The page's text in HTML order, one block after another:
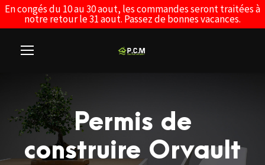
En congés du 10 au 30 aout, les commandes seront traitées à
notre retour le 31 aout. Passez de bonnes vacances.
Permis de
construire Orvault